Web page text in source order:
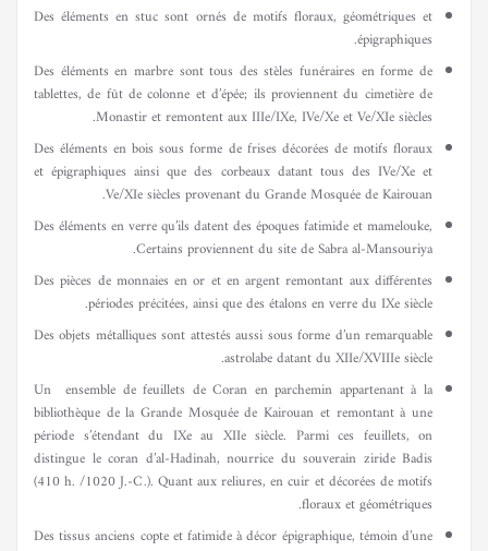
Des éléments en stuc sont ornés de motifs floraux, géométriques et
épigraphiques.
Des éléments en marbre sont tous des stèles funéraires en forme de
tablettes, de fût de colonne et d’épée; ils proviennent du cimetière de
Monastir et remontent aux IIIe/IXe, IVe/Xe et Ve/XIe siècles.
Des éléments en bois sous forme de frises décorées de motifs floraux
et épigraphiques ainsi que des corbeaux datant tous des IVe/Xe et
Ve/XIe siècles provenant du Grande Mosquée de Kairouan.
Des éléments en verre qu’ils datent des époques fatimide et mamelouke,
Certains proviennent du site de Sabra al-Mansouriya.
Des pièces de monnaies en or et en argent remontant aux différentes
périodes précitées, ainsi que des étalons en verre du IXe siècle.
Des objets métalliques sont attestés aussi sous forme d’un remarquable
astrolabe datant du XIIe/XVIIIe siècle.
Un ensemble de feuillets de Coran en parchemin appartenant à la
bibliothèque de la Grande Mosquée de Kairouan et remontant à une
période s’étendant du IXe au XIIe siècle. Parmi ces feuillets, on
distingue le coran d’al-Hadinah, nourrice du souverain ziride Badis
(410 h. /1020 J.-C.). Quant aux reliures, en cuir et décorées de motifs
floraux et géométriques.
Des tissus anciens copte et fatimide à décor épigraphique, témoin d’une